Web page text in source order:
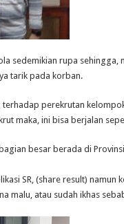
sedemikian rupa
tarik pada korban.
perekrutan
maka, ini bisa berjalan
besar berada di
SR, (share result) namun
malu, atau sudah ikhas